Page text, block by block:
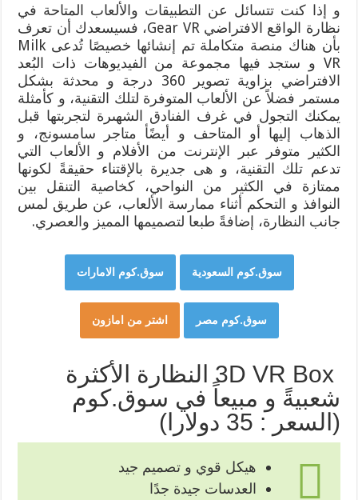
و إذا كنت تتسائل عن التطبيقات والألعاب المتاحة في
نظارة الواقع الافتراضي Gear VR، فسيسعدك أن تعرف
بأن هناك منصة متكاملة تم إنشائها خصيصًا تُدعى Milk
VR و ستجد فيها مجموعة من الفيديوهات ذات البُعد
الافتراضي بزاوية تصوير 360 درجة و محدثة بشكل
مستمر فضلاً عن الألعاب المتوفرة لتلك التقنية، و كأمثلة
يمكنك التجول في غرف الفنادق الشهىرة لتجربتها قبل
الذهاب إليها أو المتاحف و أيضًأ متاجر سامسونج، و
الكثير متوفر عبر الإنترنت من الأفلام و الألعاب التي
تدعم تلك التقنية، و هى جديرة بالإقتناء حقيقةً لكونها
ممتازة في الكثير من النواحي، كخاصية التنقل بين
النوافذ و التحكم أثناء ممارسة الألعاب، عن طريق لمس
جانب النظارة، إضافةً طبعا لتصميمها المميز والعصري.
سوق.كوم السعودية سوق.كوم الامارات
سوق.كوم مصر اشتر من امازون
3D VR Box النظارة الأكثرة
شعبيةً و مبيعاً في سوق.كوم
(السعر : 35 دولارا)
هيكل قوي و تصميم جيد
العدسات جيدة جدًا